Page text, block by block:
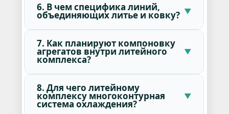
6. В чем специфика линий,
объединяющих литье и ковку?
7. Как планируют компоновку
агрегатов внутри литейного
комплекса?
8. Для чего литейному
комплексу многоконтурная
система охлаждения?